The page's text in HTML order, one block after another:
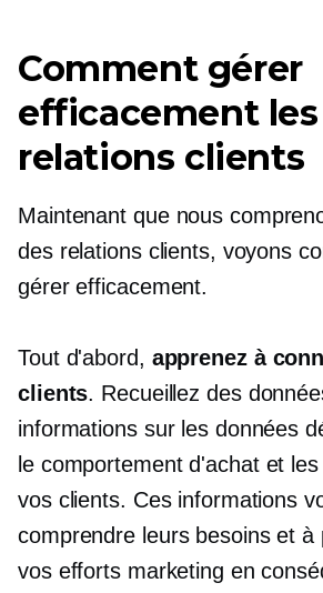
Comment gérer
efficacement les
relations clients
Maintenant que nous
des relations clients, voyons
gérer efficacement.
Tout d'abord, apprenez à
clients. Recueillez des
informations sur les données
le comportement d'achat et
vos clients. Ces informations
comprendre leurs besoins et à
vos efforts marketing en